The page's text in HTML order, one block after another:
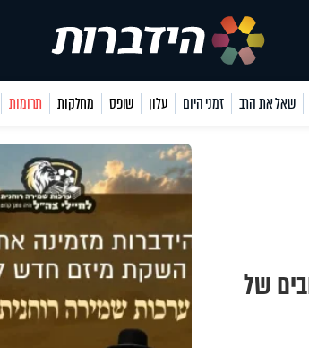
שאל את הרב זמני היום עלון שופס מחלקות תרומות
של